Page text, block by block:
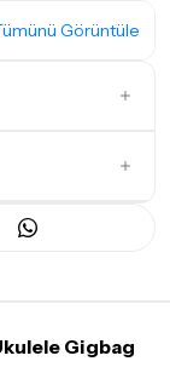
Görüntüle
Gigbag